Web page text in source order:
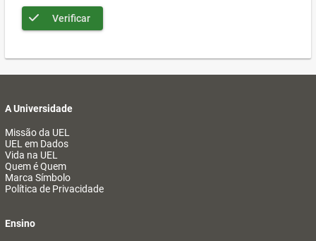
Verificar
A Universidade
Missão da UEL
UEL em Dados
Vida na UEL
Quem é Quem
Marca Símbolo
Política de Privacidade
Ensino